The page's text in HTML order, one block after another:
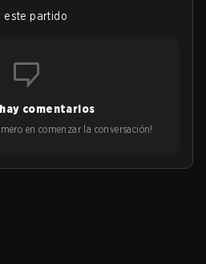
este partido
comentarios
en comenzar la conversación!